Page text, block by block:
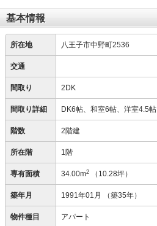
基本情報
所在地 八王子市中野町2536
交通
間取り 2DK
間取り詳細 DK6帖、和室6帖、洋室4.5帖
階数 2階建
所在階 1階
専有面積 34.00m2 （10.28坪）
築年月 1991年01月 （築35年）
物件種目 アパート